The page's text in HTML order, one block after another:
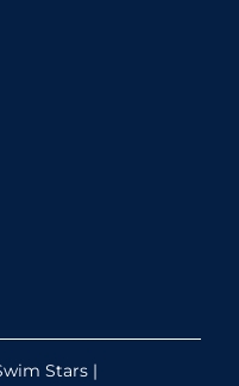
Stars |